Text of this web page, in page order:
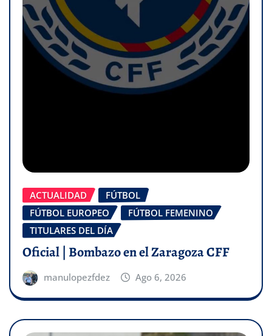
ACTUALIDAD
FÚTBOL
FÚTBOL EUROPEO
FÚTBOL FEMENINO
TITULARES DEL DÍA
Oficial | Bombazo en el Zaragoza CFF
manulopezfdez Ago 6, 2026